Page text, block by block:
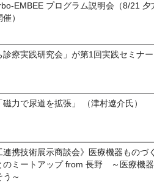
EMBEE プログラム説明会（8/21 夕
）
診療実践研究会」が第1回実践セミナ
力で尿道を拡張」 （津村遼介氏）
連携技術展示商談会》医療機器ものづ
のミートアップ from 長野 ～医療機
～